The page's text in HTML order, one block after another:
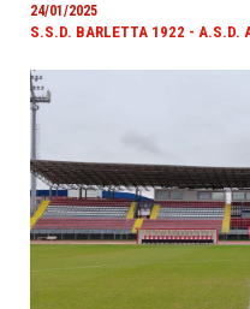
24/01/2025
S.S.D. BARLETTA 1922 - A.S.D.